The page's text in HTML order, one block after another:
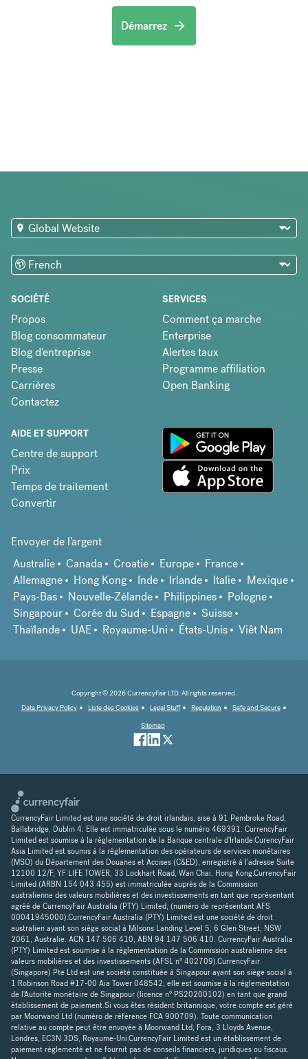
Démarrez
SOCIÉTÉ
Propos
Blog consommateur
Blog d'entreprise
Presse
Carrières
Contactez
SERVICES
Comment ça marche
Enterprise
Alertes taux
Programme affiliation
Open Banking
AIDE ET SUPPORT
Centre de support
Prix
Temps de traitement
Convertir
Envoyer de l'argent
Australie
Canada Croatie Europe
France
Allemagne
Hong Kong Inde Irlande Italie
Mexique
Pays-Bas
Nouvelle-Zélande Philippines
Pologne
Singapour
Corée du Sud Espagne
Suisse
Thaïlande
UAE Royaume-Uni États-Unis Viêt Nam
Copyright © 2026 CurrencyFair LTD. All rights reserved.
Data Privacy Policy
Liste des Cookies Legal Stuff Regulation
Safe and Secure
Sitemap
CurrencyFair Limited est une société de droit irlandais, sise à 91 Pembroke Road,
Ballsbridge, Dublin 4. Elle est immatriculée sous le numéro 469391. CurrencyFair
Limited est soumise à la réglementation de la Banque centrale d'Irlande.CurencyFair
Asia Limited est soumis à la réglementation des opérateurs de services monétaires
(MSO) du Département des Douanes et Accises (C&ED), enregistré à l'adresse Suite
12100 12/F, YF LIFE TOWER, 33 Lockhart Road, Wan Chai. Hong Kong.CurrencyFair
Limited (ARBN 154 043 455) est immatriculée auprès de la Commission
australienne des valeurs mobilières et des investissements en tant que représentant
agréé de CurrencyFair Australia (PTY) Limited, (numéro de représentant AFS
00041945000).CurrencyFair Australia (PTY) Limited est une société de droit
australien ayant son siège social à Milsons Landing Level 5, 6 Glen Street, NSW
2061, Australie. ACN 147 506 410, ABN 94 147 506 410. CurrencyFair Australia
(PTY) Limited est soumise à la réglementation de la Commission australienne des
valeurs mobilières et des investissements (AFSL n° 402709).CurrencyFair
(Singapore) Pte Ltd est une société constituée à Singapour ayant son siège social à
1 Robinson Road #17-00 Aia Tower 048542, elle est soumise à la réglementation
de l'Autorité monétaire de Singapour (licence n° PS20200102) en tant que grand
établissement de paiement.Si vous êtes résident britannique, votre compte est géré
par Moorwand Ltd (numéro de référence FCA 900709). Toute communication
relative au compte peut être envoyée à Moorwand Ltd, Fora, 3 Lloyds Avenue,
Londres, EC3N 3DS, Royaume-Uni.CurrencyFair Limited est un établissement de
paiement réglementé et ne fournit pas de conseils financiers, juridiques ou fiscaux.